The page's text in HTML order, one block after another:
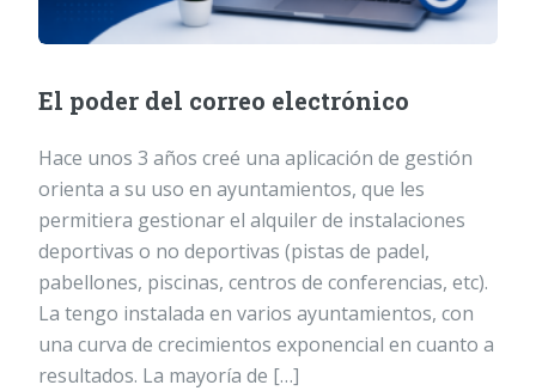
El poder del correo electrónico
Hace unos 3 años creé una aplicación de gestión
orienta a su uso en ayuntamientos, que les
permitiera gestionar el alquiler de instalaciones
deportivas o no deportivas (pistas de padel,
pabellones, piscinas, centros de conferencias, etc).
La tengo instalada en varios ayuntamientos, con
una curva de crecimientos exponencial en cuanto a
resultados. La mayoría de […]